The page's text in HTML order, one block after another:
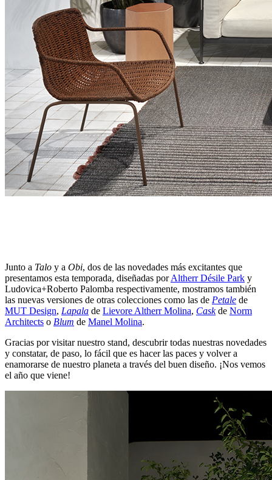
Junto a Talo y a Obi, dos de las novedades más excitantes que
presentamos esta temporada, diseñadas porAltherr Désile Park y
Ludovica+Roberto Palomba respectivamente, mostramos también
las nuevas versiones de otras colecciones como las de Petale de
MUT Design, Lapala de Lievore Altherr Molina, Caskde Norm
Architects o Blum de Manel Molina.
Gracias por visitar nuestro stand, descubrir todas nuestras novedades
y constatar, de paso, lo fácil que es hacer las paces y volver a
enamorarse de nuestro planeta a través del buen diseño. ¡Nos vemos
el año que viene!